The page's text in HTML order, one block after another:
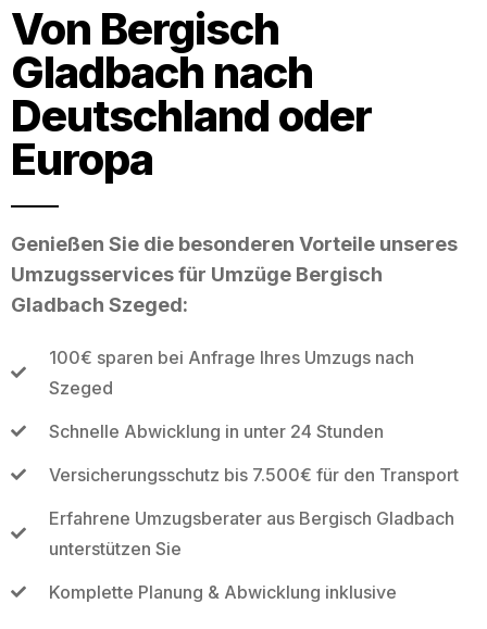
Von Bergisch
Gladbach nach
Deutschland oder
Europa
Genießen Sie die besonderen Vorteile unseres
Umzugsservices für Umzüge Bergisch
Gladbach Szeged:
100€ sparen bei Anfrage Ihres Umzugs nach
Szeged
Schnelle Abwicklung in unter 24 Stunden
Versicherungsschutz bis 7.500€ für den Transport
Erfahrene Umzugsberater aus Bergisch Gladbach
unterstützen Sie
Komplette Planung & Abwicklung inklusive